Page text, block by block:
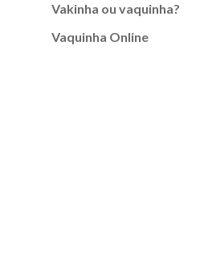
Vakinha ou vaquinha?
Vaquinha Online